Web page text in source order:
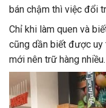
bán chậm thì việc đổi
Chỉ khi làm quen và
cũng dần biết được uy
mới nên trữ hàng nhiều.